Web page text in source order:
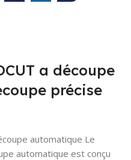
a découpe
précise
automatique Le
automatique est conçu